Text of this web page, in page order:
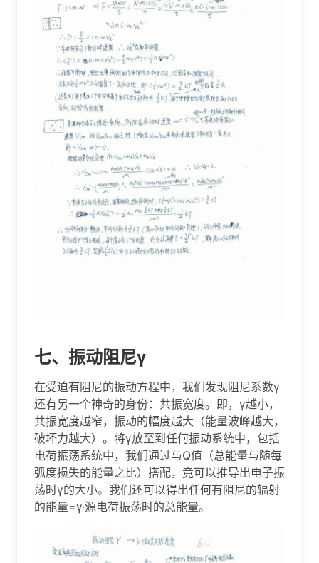
七、振动阻尼γ
在受迫有阻尼的振动方程中，我们发现阻尼系数γ
还有另一个神奇的身份：共振宽度。即，γ越小，
共振宽度越窄，振动的幅度越大（能量波峰越大，
破坏力越大）。将γ放至到任何振动系统中，包括
电荷振荡系统中，我们通过与Q值（总能量与随每
弧度损失的能量之比）搭配，竟可以推导出电子振
荡时γ的大小。我们还可以得出任何有阻尼的辐射
的能量=γ·源电荷振荡时的总能量。